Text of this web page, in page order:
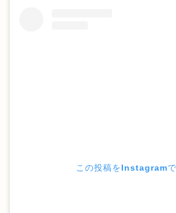
この投稿をInstagram